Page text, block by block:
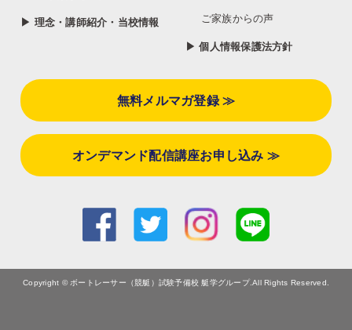
▶ 理念・講師紹介・当校情報 ご家族からの声
▶ 個人情報保護法方針
無料メルマガ登録 ≫
オンデマンド配信講座お申し込み ≫
Copyright © ボートレーサー（競艇）試験予備校 艇学グループ.All Rights Reserved.